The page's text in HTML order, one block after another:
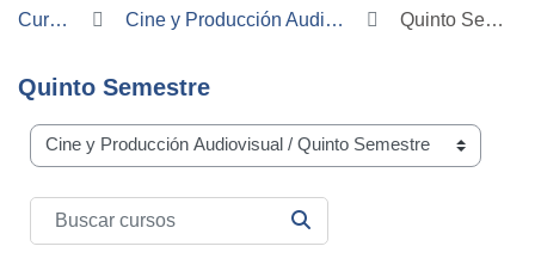
Cursos Cine y Producción Audiovisual Quinto Semestre
Quinto Semestre
Carreras
Buscar cursos
BUSCAR CURSOS